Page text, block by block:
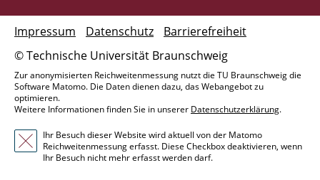
© Technische Universität Braunschweig
Impressum Datenschutz Barrierefreiheit
Zur anonymisierten Reichweitenmessung nutzt die TU Braunschweig die
Software Matomo. Die Daten dienen dazu, das Webangebot zu
optimieren.
Weitere Informationen finden Sie in unserer Datenschutzerklärung.
Ihr Besuch dieser Website wird aktuell von der Matomo
Reichweitenmessung erfasst. Diese Checkbox deaktivieren, wenn
Ihr Besuch nicht mehr erfasst werden darf.